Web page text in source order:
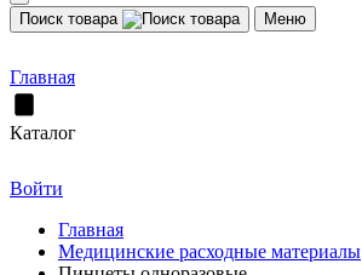
Поиск товара Меню
Главная
Каталог
Войти
Главная
Медицинские расходные материалы